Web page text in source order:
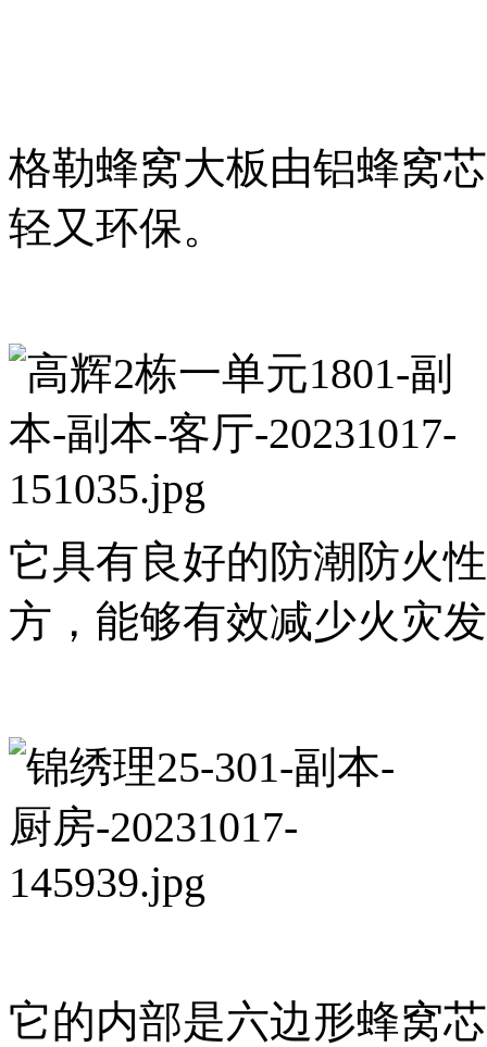
格勒蜂窝大板由铝蜂窝
轻又环保。
它具有良好的防潮防火
方，能够有效减少火灾
它的内部是六边形蜂窝